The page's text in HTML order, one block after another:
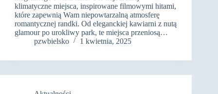
klimatyczne miejsca, inspirowane filmowymi hitami,
które zapewnią Wam niepowtarzalną atmosferę
romantycznej randki. Od eleganckiej kawiarni z nutą
glamour po urokliwy park, te miejsca przeniosą…
pzwbielsko
1 kwietnia, 2025